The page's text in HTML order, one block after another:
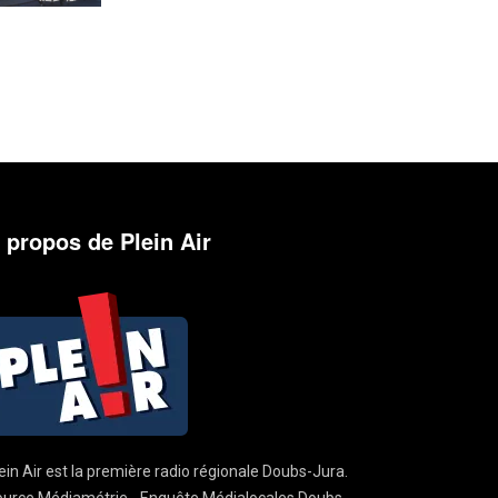
propos de Plein Air
Air est la première radio régionale Doubs-Jura.